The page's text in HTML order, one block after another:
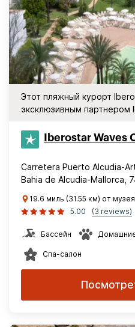
Этот пляжный курорт
эксклюзивным партнером
Iberostar Waves
Carretera Puerto Alcudia-
Bahia de Alcudia-Mallorca,
19.6 миль (31.55 км) от
5.00
(3 reviews)
Бассейн
Спа-салон